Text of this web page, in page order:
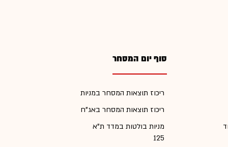
סוף יום המסחר
ריכוז תוצאות המסחר במניות
ריכוז תוצאות המסחר באג"ח
מניות בולטות במדד ת"א
125